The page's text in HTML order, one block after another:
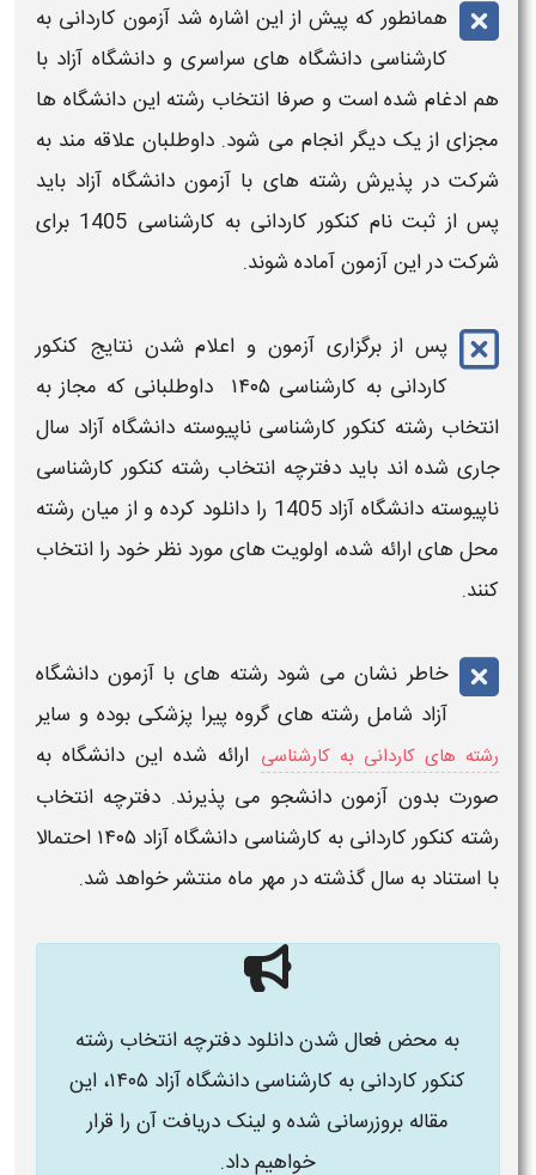
همانطور که پیش از این اشاره شد آزمون کاردانی به
کارشناسی دانشگاه های سراسری و دانشگاه آزاد با
هم ادغام شده است و صرفا انتخاب رشته ایندانشگاه ها
مجزای از یک دیگر انجام می شود. داوطلبان علاقه مند به
شرکت در پذیرش رشته های با آزمون دانشگاه آزاد باید
پس از ثبت نامکنکور کاردانی به کارشناسی 1405
برای
شرکت در این آزمون آماده شوند.
پس از برگزاری آزمون و اعلام شدن نتایج کنکور
کاردانی به کارشناسی ۱۴۰۵
​ داوطلبانی که مجاز به
انتخاب رشته کنکور کارشناسی ناپیوسته دانشگاه آزاد سال
جاری شده اند باید دفترچه انتخاب رشته کنکور کارشناسی
ناپیوسته دانشگاه آزاد 1405
را دانلود کرده و از میان رشته
محل های ارائه شده، اولویت های مورد نظر خود را انتخاب
کنند.
خاطر نشان می شود رشته های با آزمون دانشگاه
آزاد شامل رشته های گروه پیرا پزشکی بوده و سایر
رشته های کاردانی به کارشناسی ارائه شده این دانشگاه به
صورت بدون آزمون دانشجو می پذیرند. دفترچه انتخاب
رشته کنکور کاردانی به کارشناسی دانشگاه آزاد ۱۴۰۵
​ احتمالا
با استناد به سال گذشته در مهر ماه منتشر خواهد شد.
به محض فعال شدن دانلود دفترچه انتخاب رشته
کنکور کاردانی به کارشناسی دانشگاه آزاد ۱۴۰۵
، این
مقاله بروزرسانی شده و لینک دریافت آن را قرار
خواهیم داد.